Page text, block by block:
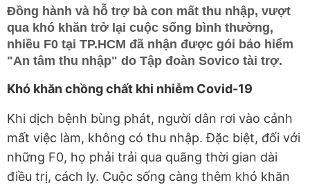
Đồng hành và hỗ trợ bà con mất thu nhập, vượt
qua khó khăn trở lại cuộc sống bình thường,
nhiều F0 tại TP.HCM đã nhận được gói bảo hiểm
"An tâm thu nhập" do Tập đoàn Sovico tài trợ.
Khó khăn chồng chất khi nhiễm Covid-19
Khi dịch bệnh bùng phát, người dân rơi vào cảnh
mất việc làm, không có thu nhập. Đặc biệt, đối với
những F0, họ phải trải qua quãng thời gian dài
điều trị, cách ly. Cuộc sống càng thêm khó khăn